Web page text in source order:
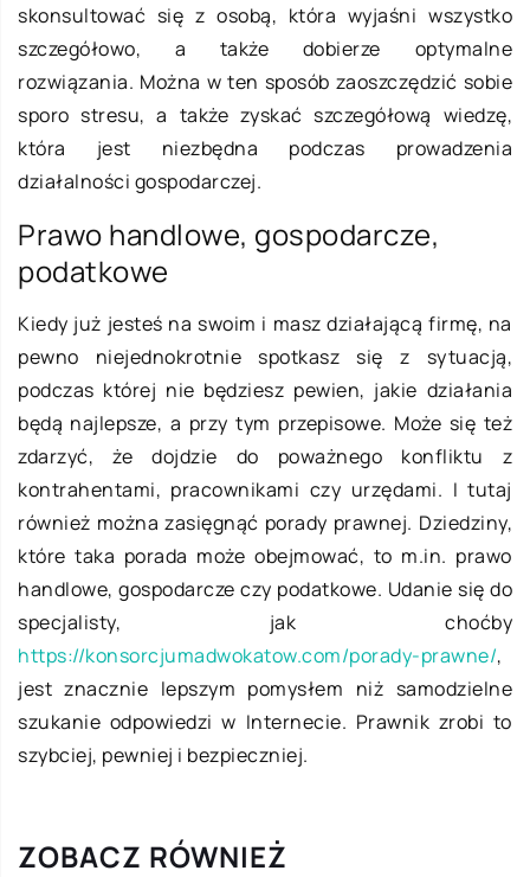
skonsultować się z osobą, która wyjaśni wszystko
szczegółowo, a także dobierze optymalne
rozwiązania. Można w ten sposób zaoszczędzić sobie
sporo stresu, a także zyskać szczegółową wiedzę,
która jest niezbędna podczas prowadzenia
działalności gospodarczej.
Prawo handlowe, gospodarcze,
podatkowe
Kiedy już jesteś na swoim i masz działającą firmę, na
pewno niejednokrotnie spotkasz się z sytuacją,
podczas której nie będziesz pewien, jakie działania
będą najlepsze, a przy tym przepisowe. Może się też
zdarzyć, że dojdzie do poważnego konfliktu z
kontrahentami, pracownikami czy urzędami. I tutaj
również można zasięgnąć porady prawnej. Dziedziny,
które taka porada może obejmować, to m.in. prawo
handlowe, gospodarcze czy podatkowe. Udanie się do
specjalisty, jak choćby
https://konsorcjumadwokatow.com/porady-prawne/,
jest znacznie lepszym pomysłem niż samodzielne
szukanie odpowiedzi w Internecie. Prawnik zrobi to
szybciej, pewniej i bezpieczniej.
ZOBACZ RÓWNIEŻ